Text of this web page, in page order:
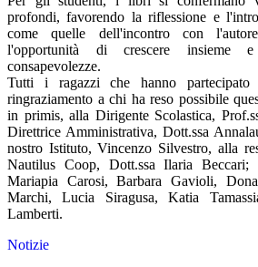
profondi, favorendo la riflessione e
come quelle dell'incontro con
l'opportunità di crescere insieme
consapevolezze.
Tutti i ragazzi che hanno partecipato
ringraziamento a chi ha reso possibile
in primis, alla Dirigente Scolastica,
Direttrice Amministrativa, Dott.ssa
nostro Istituto, Vincenzo Silvestro, alla
Nautilus Coop, Dott.ssa Ilaria Beccari;
Mariapia Carosi, Barbara Gavioli,
Marchi, Lucia Siragusa, Katia
Lamberti.
Notizie